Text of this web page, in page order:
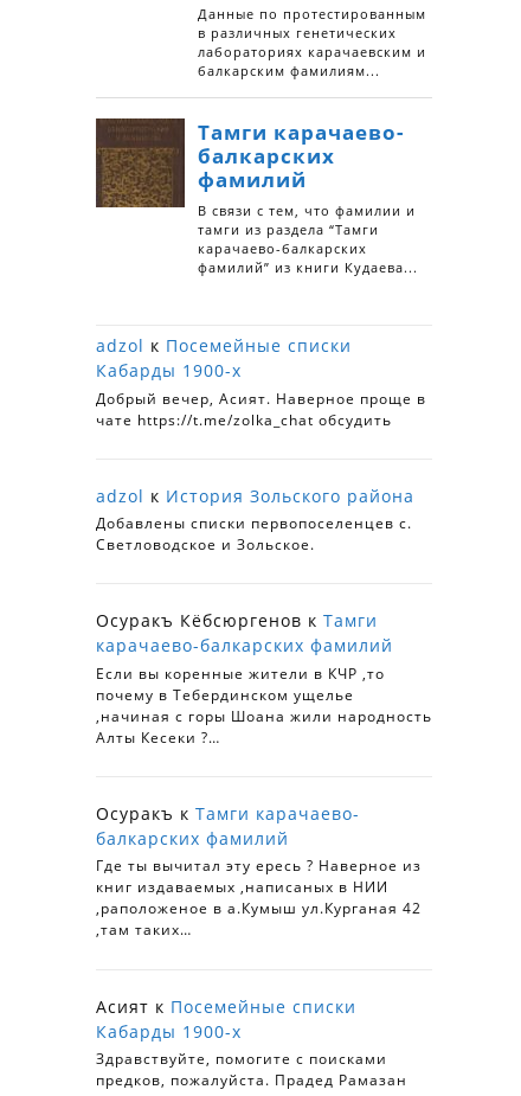
adzol к Посемейные списки
Кабарды 1900-х
Добрый вечер, Асият. Наверное проще в
чате https://t.me/zolka_chat обсудить
adzol к История Зольского района
Добавлены списки первопоселенцев с.
Светловодское и Зольское.
Осуракъ Кёбсюргенов к Тамги
карачаево-балкарских фамилий
Если вы коренные жители в КЧР ,то
почему в Тебердинском ущелье
,начиная с горы Шоана жили народность
Алты Кесеки ?…
Осуракъ к Тамги карачаево-
балкарских фамилий
Где ты вычитал эту ересь ? Наверное из
книг издаваемых ,написаных в НИИ
,раположеное в а.Кумыш ул.Курганая 42
,там таких…
Асият к Посемейные списки
Кабарды 1900-х
Здравствуйте, помогите с поисками
предков, пожалуйста. Прадед Рамазан